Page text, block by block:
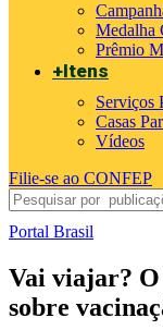
Medalha
Prêmio
+Itens
Serviços
Casas
Vídeos
Filie-se ao CONFEP
Portal Brasil
Vai viajar? O
sobre